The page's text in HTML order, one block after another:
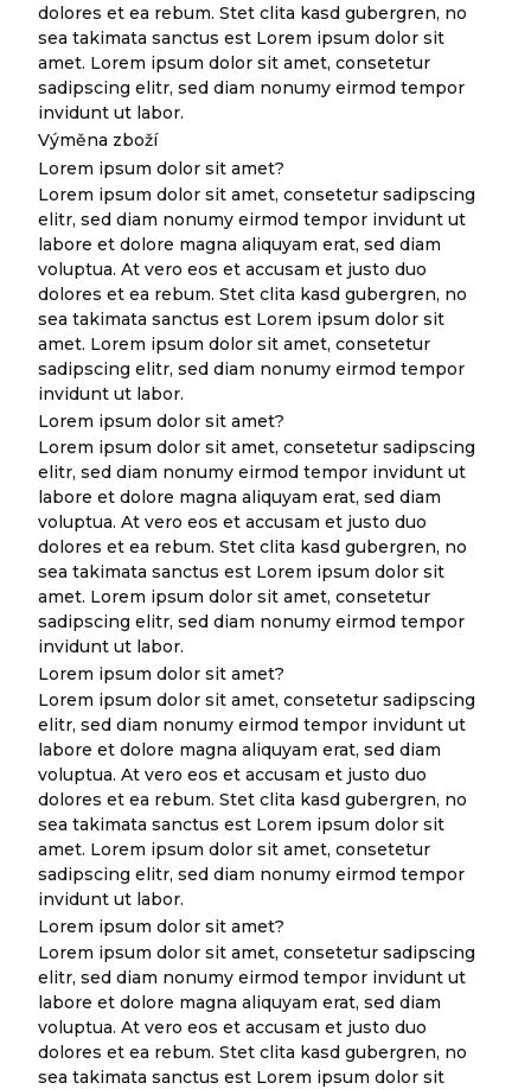
dolores et ea rebum. Stet clita kasd gubergren, no
sea takimata sanctus est Lorem ipsum dolor sit
amet. Lorem ipsum dolor sit amet, consetetur
sadipscing elitr, sed diam nonumy eirmod tempor
invidunt ut labor.
Výměna zboží
Lorem ipsum dolor sit amet?
Lorem ipsum dolor sit amet, consetetur sadipscing
elitr, sed diam nonumy eirmod tempor invidunt ut
labore et dolore magna aliquyam erat, sed diam
voluptua. At vero eos et accusam et justo duo
dolores et ea rebum. Stet clita kasd gubergren, no
sea takimata sanctus est Lorem ipsum dolor sit
amet. Lorem ipsum dolor sit amet, consetetur
sadipscing elitr, sed diam nonumy eirmod tempor
invidunt ut labor.
Lorem ipsum dolor sit amet?
Lorem ipsum dolor sit amet, consetetur sadipscing
elitr, sed diam nonumy eirmod tempor invidunt ut
labore et dolore magna aliquyam erat, sed diam
voluptua. At vero eos et accusam et justo duo
dolores et ea rebum. Stet clita kasd gubergren, no
sea takimata sanctus est Lorem ipsum dolor sit
amet. Lorem ipsum dolor sit amet, consetetur
sadipscing elitr, sed diam nonumy eirmod tempor
invidunt ut labor.
Lorem ipsum dolor sit amet?
Lorem ipsum dolor sit amet, consetetur sadipscing
elitr, sed diam nonumy eirmod tempor invidunt ut
labore et dolore magna aliquyam erat, sed diam
voluptua. At vero eos et accusam et justo duo
dolores et ea rebum. Stet clita kasd gubergren, no
sea takimata sanctus est Lorem ipsum dolor sit
amet. Lorem ipsum dolor sit amet, consetetur
sadipscing elitr, sed diam nonumy eirmod tempor
invidunt ut labor.
Lorem ipsum dolor sit amet?
Lorem ipsum dolor sit amet, consetetur sadipscing
elitr, sed diam nonumy eirmod tempor invidunt ut
labore et dolore magna aliquyam erat, sed diam
voluptua. At vero eos et accusam et justo duo
dolores et ea rebum. Stet clita kasd gubergren, no
sea takimata sanctus est Lorem ipsum dolor sit